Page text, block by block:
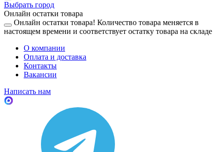
Выбрать город
Онлайн остатки товара
Онлайн остатки товара! Количество товара меняется в
настоящем времени и соответствует остатку товара на складе
О компании
Оплата и доставка
Контакты
Вакансии
Написать нам